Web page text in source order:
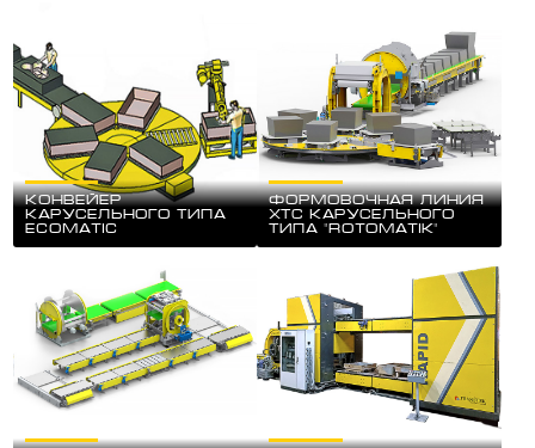
Конвейер
карусельного типа
ECOMATIC
Формовочная Линия
ХТС карусельного
типа "ROTOMATIK"